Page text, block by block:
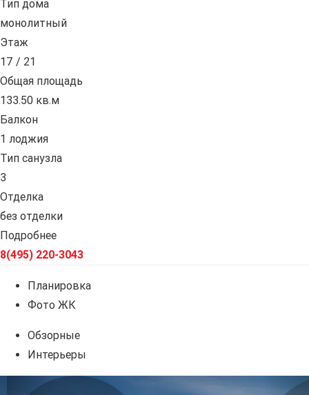
Тип дома
монолитный
Этаж
17 / 21
Общая площадь
133.50 кв.м
Балкон
1 лоджия
Тип санузла
3
Отделка
без отделки
Подробнее
8(495) 220-3043
Планировка
Фото ЖК
Обзорные
Интерьеры